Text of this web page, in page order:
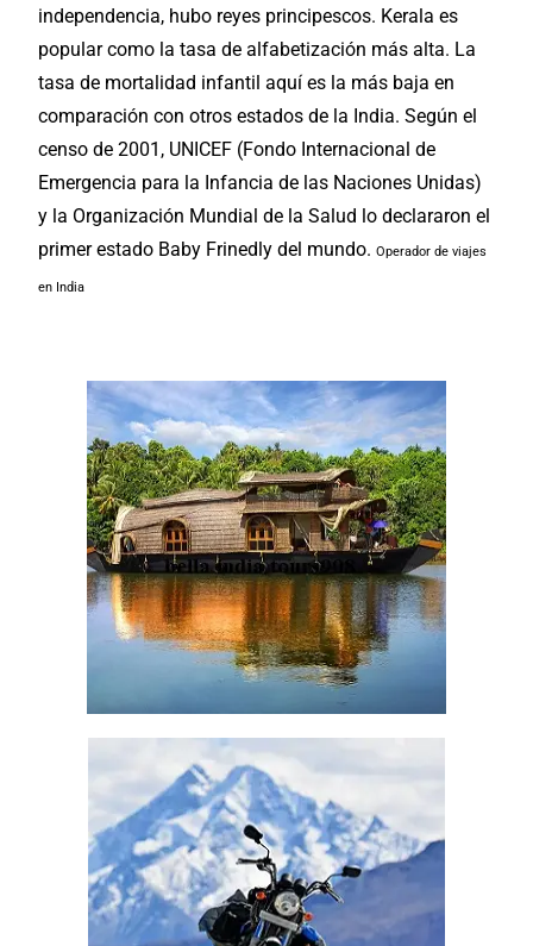
independencia, hubo reyes principescos. Kerala es
popular como la tasa de alfabetización más alta. La
tasa de mortalidad infantil aquí es la más baja en
comparación con otros estados de la India. Según el
censo de 2001, UNICEF (Fondo Internacional de
Emergencia para la Infancia de las Naciones Unidas)
y la Organización Mundial de la Salud lo declararon el
primer estado Baby Frinedly del mundo.Operador de viajes
en India